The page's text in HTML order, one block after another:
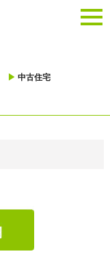
▶ 中古住宅